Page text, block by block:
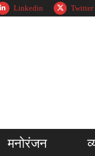
Linkedin Twitter
मनोरंजन